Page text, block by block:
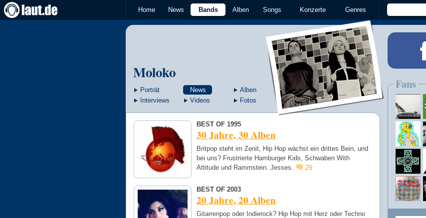
Home News Bands Alben Songs Konzerte Genres
Moloko
Porträt News
Alben
Interviews
Videos Fotos
BEST OF 1995
30 Jahre, 30 Alben
Britpop steht im Zenit, Hip Hop wächst ein drittes Bein, und
bei uns? Frustrierte Hamburger Kids, Schwaben With
Attitude und Rammstein. Jesses.
29
BEST OF 2003
20 Jahre, 20 Alben
Gitarrenpop oder Indierock? Hip Hop mit Herz oder Techno
Fans